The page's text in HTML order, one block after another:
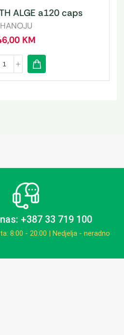
ALGE a120 caps
HANOJU
KM
+387 33 719 100
8:00 - 20:00 | Nedjelja - neradno